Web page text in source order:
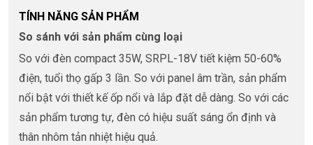
TÍNH NĂNG SẢN PHẨM
So sánh với sản phẩm cùng loại
So với đèn compact 35W, SRPL-18V tiết kiệm 50-60%
điện, tuổi thọ gấp 3 lần. So với panel âm trần, sản phẩm
nổi bật với thiết kế ốp nổi và lắp đặt dễ dàng. So với các
sản phẩm tương tự, đèn có hiệu suất sáng ổn định và
thân nhôm tản nhiệt hiệu quả.